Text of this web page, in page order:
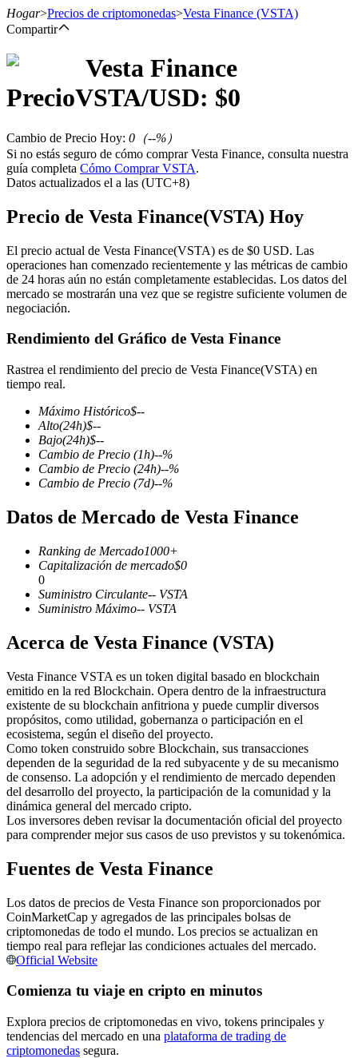
Futuros que utilizan USDT como garantía
Futuros COIN-M
Futuros de criptomonedas
TradFi
primas
Futuros del USDC
Futuros que utilizan USDC como garantía
Copiar Trading
Únete a los mejores traders
Hogar>Precios de criptomonedas>Vesta Finance (VSTA)
Compartir
Vesta Finance
PrecioVSTA/USD: $0
Cambio de Precio Hoy: 0 （--%）
Si no estás seguro de cómo comprar Vesta Finance, consulta nuestra
guía completa Cómo Comprar VSTA.
Datos actualizados el a las (UTC+8)
Precio de Vesta Finance(VSTA) Hoy
El precio actual de Vesta Finance(VSTA) es de $0 USD. Las
operaciones han comenzado recientemente y las métricas de cambio
de 24 horas aún no están completamente establecidas. Los datos del
mercado se mostrarán una vez que se registre suficiente volumen de
negociación.
Rendimiento del Gráfico de Vesta Finance
Rastrea el rendimiento del precio de Vesta Finance(VSTA) en
tiempo real.
Máximo Histórico$--
Alto(24h)$--
Bajo(24h)$--
Cambio de Precio (1h)--%
Cambio de Precio (24h)--%
Cambio de Precio (7d)--%
Datos de Mercado de Vesta Finance
Ranking de Mercado1000+
Capitalización de mercado$0
0
Suministro Circulante-- VSTA
Suministro Máximo-- VSTA
Acerca de Vesta Finance (VSTA)
Vesta Finance VSTA es un token digital basado en blockchain
emitido en la red Blockchain. Opera dentro de la infraestructura
existente de su blockchain anfitriona y puede cumplir diversos
propósitos, como utilidad, gobernanza o participación en el
ecosistema, según el diseño del proyecto.
Como token construido sobre Blockchain, sus transacciones
dependen de la seguridad de la red subyacente y de su mecanismo
de consenso. La adopción y el rendimiento de mercado dependen
del desarrollo del proyecto, la participación de la comunidad y la
dinámica general del mercado cripto.
Los inversores deben revisar la documentación oficial del proyecto
para comprender mejor sus casos de uso previstos y su tokenómica.
Fuentes de Vesta Finance
Los datos de precios de Vesta Finance son proporcionados por
CoinMarketCap y agregados de las principales bolsas de
criptomonedas de todo el mundo. Los precios se actualizan en
tiempo real para reflejar las condiciones actuales del mercado.
Official Website
Comienza tu viaje en cripto en minutos
Explora precios de criptomonedas en vivo, tokens principales y
tendencias del mercado en una plataforma de trading de
criptomonedas segura.